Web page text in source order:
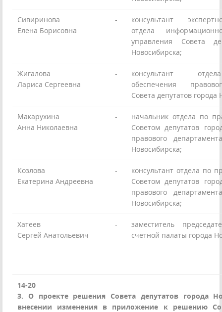
Сивиринова
Елена Борисовна
-
консультант
отдела
управления Совета
Новосибирска;
Жигалова
Лариса Сергеевна
-
консультант
обеспечения
Совета депутатов города
Макарухина
Анна Николаевна
-
начальник отдела по
Советом депутатов
правового
Новосибирска;
Козлова
Екатерина Андреевна
-
консультант отдела по
Советом депутатов
правового
Новосибирска;
Хатеев
Сергей Анатольевич
-
заместитель
счетной палаты города
14-20
3. О проекте решения Совета депутатов города
внесении изменения в приложение к решению